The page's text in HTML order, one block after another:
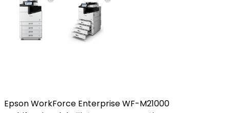
Epson WorkForce Enterprise WF-M21000